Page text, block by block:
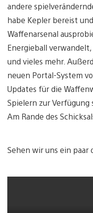
andere
habe Kepler bereist
Waffenarsenal
Energieball
und vieles mehr.
neuen Portal-System
Updates für die
Spielern zur
Am Rande des
Sehen wir uns ein paar